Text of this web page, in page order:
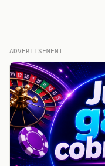
ADVERTISEMENT